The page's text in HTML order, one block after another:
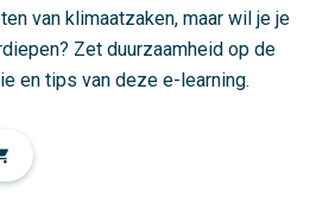
van klimaatzaken, maar wil je je
Zet duurzaamheid op de
en tips van deze e-learning.